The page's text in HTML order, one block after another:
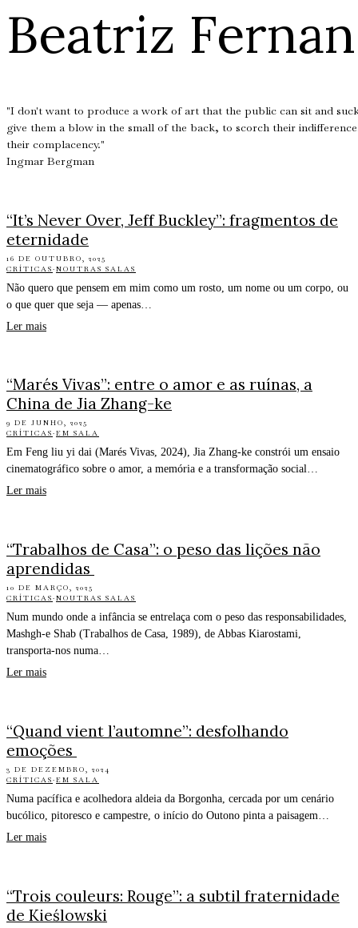
Beatriz
"I don't want to produce a work of art that the public can sit and
give them a blow in the small of the back, to scorch their
their complacency."
Ingmar Bergman
“It’s Never Over, Jeff Buckley”: fragmentos de
eternidade
16 DE OUTUBRO, 2025
CRÍTICAS·NOUTRAS SALAS
Não quero que pensem em mim como um rosto, um nome ou um corpo, ou
o que quer que seja — apenas…
Ler mais
“Marés Vivas”: entre o amor e as ruínas, a
China de Jia Zhang-ke
9 DE JUNHO, 2025
CRÍTICAS·EM SALA
Em Feng liu yi dai (Marés Vivas, 2024), Jia Zhang-ke constrói um ensaio
cinematográfico sobre o amor, a memória e a transformação social…
Ler mais
“Trabalhos de Casa”: o peso das lições não
aprendidas
10 DE MARÇO, 2025
CRÍTICAS·NOUTRAS SALAS
Num mundo onde a infância se entrelaça com o peso das responsabilidades,
Mashgh-e Shab (Trabalhos de Casa, 1989), de Abbas Kiarostami,
transporta-nos numa…
Ler mais
“Quand vient l’automne”: desfolhando
emoções
3 DE DEZEMBRO, 2024
CRÍTICAS·EM SALA
Numa pacífica e acolhedora aldeia da Borgonha, cercada por um cenário
bucólico, pitoresco e campestre, o início do Outono pinta a paisagem…
Ler mais
“Trois couleurs: Rouge”: a subtil fraternidade
de Kieślowski